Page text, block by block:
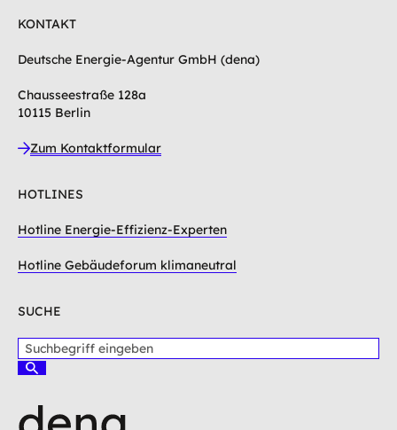
KONTAKT
Deutsche Energie-Agentur GmbH (dena)
Chausseestraße 128a
10115 Berlin
Zum Kontaktformular
HOTLINES
Hotline Energie-Effizienz-Experten
Hotline Gebäudeforum klimaneutral
SUCHE
u
b
S
h
e